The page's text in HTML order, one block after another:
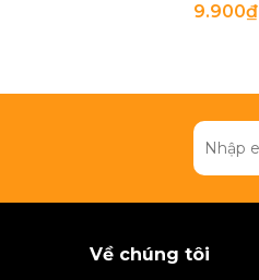
9.900₫
Về chúng tôi